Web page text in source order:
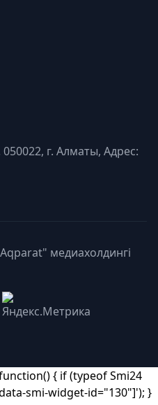
г. Алматы, Адрес:
медиахолдингі
{ if (typeof Smi24
smi-widget-id="130"]'); }